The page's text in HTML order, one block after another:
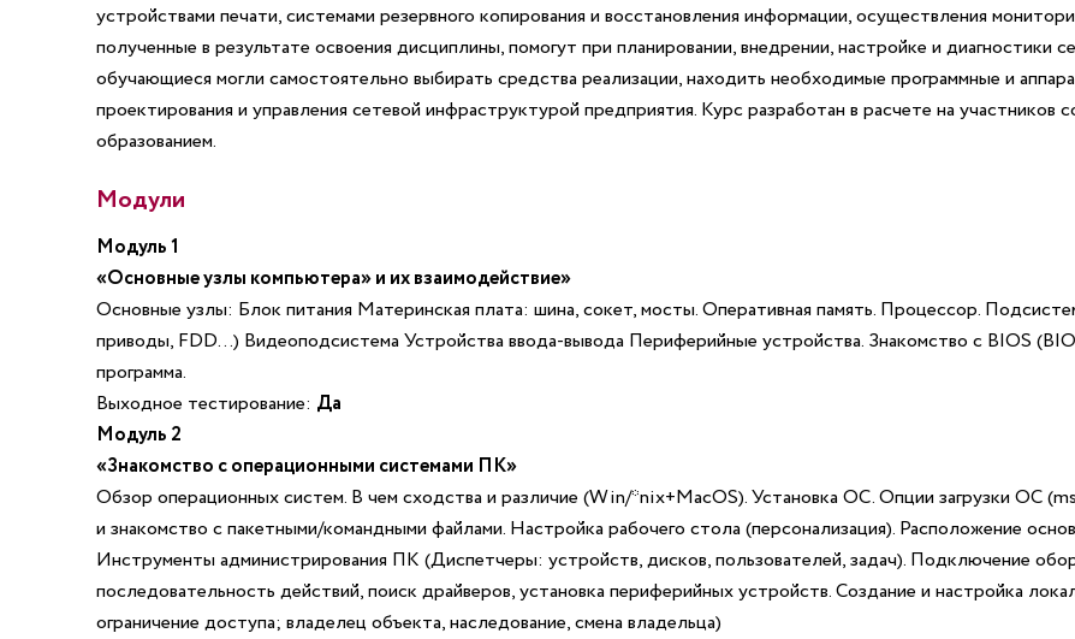
устройствами печати, системами резервного копирования и восстановления информации, осуществления
полученные в результате освоения дисциплины, помогут при планировании, внедрении, настройке и диагностики
обучающиеся могли самостоятельно выбирать средства реализации, находить необходимые программные и
проектирования и управления сетевой инфраструктурой предприятия. Курс разработан в расчете на
образованием.
Модули
Модуль 1
«Основные узлы компьютера» и их взаимодействие»
Основные узлы: Блок питания Материнская плата: шина, сокет, мосты. Оперативная память. Процессор.
приводы, FDD…) Видеоподсистема Устройства ввода-вывода Периферийные устройства. Знакомство с BIOS
программа.
Выходное тестирование: Да
Модуль 2
«Знакомство с операционными системами ПК»
Обзор операционных систем. В чем сходства и различие (Win/*nix+MacOS). Установка ОС. Опции загрузки ОС
и знакомство с пакетными/командными файлами. Настройка рабочего стола (персонализация). Расположение
Инструменты администрирования ПК (Диспетчеры: устройств, дисков, пользователей, задач). Подключение
последовательность действий, поиск драйверов, установка периферийных устройств. Создание и настройка
ограничение доступа; владелец объекта, наследование, смена владельца)